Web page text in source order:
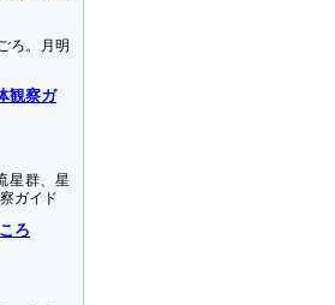
ろ。月明
観察ガ
星群、星
ガイド
ろ